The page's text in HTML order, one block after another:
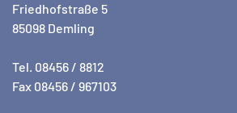
Friedhofstraße 5
85098 Demling
Tel. 08456 / 8812
Fax 08456 / 967103